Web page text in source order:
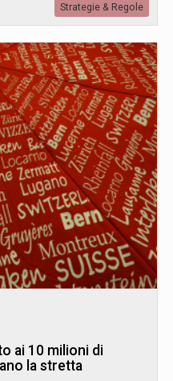
Strategie & Regole
ai 10 milioni di
la stretta